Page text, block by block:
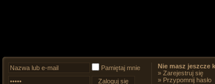
Pamiętaj mnie
Nie masz jeszcze
» Zarejestruj się
» Przypomnij hasło